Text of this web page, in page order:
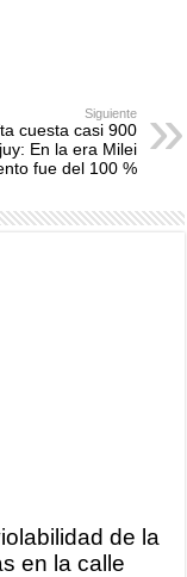
Siguiente
cuesta casi 900
En la era Milei
fue del 100 %
de la
en la calle